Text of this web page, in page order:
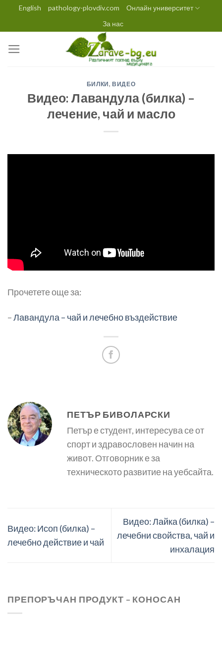
content
English pathology-plovdiv.com
Онлайн университет
За нас
БИЛКИ,ВИДЕО
Видео: Лавандула (билка) –
лечение, чай и масло
Прочетете още за:
–Лавандула – чай и лечебно въздействие
ПЕТЪР БИВОЛАРСКИ
Петър е студент, интересува се от
спорт и здравословен начин на
живот. Отговорник е за
техническото развитие на уебсайта.
Видео: Исоп (билка) –
лечебно действие и чай
Видео: Лайка (билка) –
лечебни свойства, чай и
инхалация
ПРЕПОРЪЧАН ПРОДУКТ – КОНОСАН